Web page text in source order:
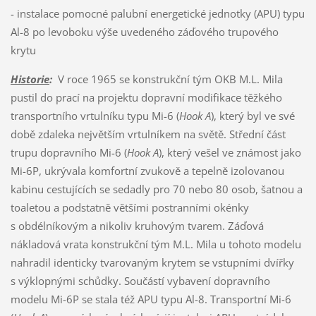
- instalace pomocné palubní energetické jednotky (APU) typu
Al-8 po levoboku výše uvedeného záďového trupového
krytu
Historie:V roce 1965 se konstrukční tým OKB M.L. Mila
pustil do prací na projektu dopravní modifikace těžkého
transportního vrtulníku typu Mi-6 (Hook A), který byl ve své
době zdaleka největším vrtulníkem na světě. Střední část
trupu dopravního Mi-6 (Hook A), který vešel ve známost jako
Mi-6P, ukrývala komfortní zvukově a tepelně izolovanou
kabinu cestujících se sedadly pro 70 nebo 80 osob, šatnou a
toaletou a podstatně většími postranními okénky
s obdélníkovým a nikoliv kruhovým tvarem. Záďová
nákladová vrata konstrukční tým M.L. Mila u tohoto modelu
nahradil identicky tvarovaným krytem se vstupními dvířky
s výklopnými schůdky. Součástí vybavení dopravního
modelu Mi-6P se stala též APU typu Al-8. Transportní Mi-6